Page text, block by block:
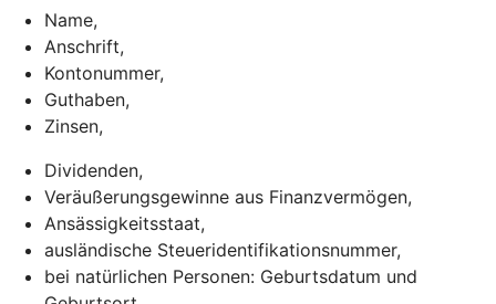
Name,
Anschrift,
Kontonummer,
Guthaben,
Zinsen,
Dividenden,
Veräußerungsgewinne aus Finanzvermögen,
Ansässigkeitsstaat,
ausländische Steueridentifikationsnummer,
bei natürlichen Personen: Geburtsdatum und